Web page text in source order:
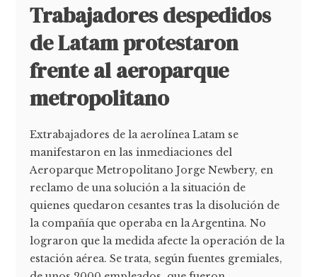
Trabajadores despedidos
de Latam protestaron
frente al aeroparque
metropolitano
Extrabajadores de la aerolínea Latam se
manifestaron en las inmediaciones del
Aeroparque Metropolitano Jorge Newbery, en
reclamo de una solución a la situación de
quienes quedaron cesantes tras la disolución de
la compañía que operaba en la Argentina. No
lograron que la medida afecte la operación de la
estación aérea. Se trata, según fuentes gremiales,